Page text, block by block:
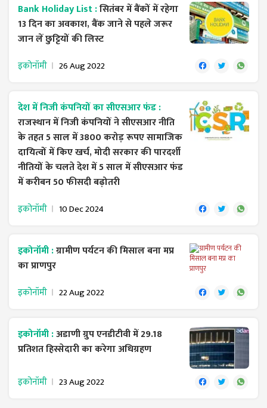
Bank Holiday List :सितंबर में बैंकों में रहेगा
13 दिन का अवकाश, बैंक जाने से पहले जरूर
जान लें छुट्टियों की लिस्ट
इकोनॉमी 26 Aug 2022
देश में निजी कंपनियों का सीएसआर फंड :
राजस्थान में निजी कंपनियों ने सीएसआर नीति
के तहत 5 साल में 3800 करोड़ रूपए सामाजिक
दायित्वों में किए खर्च, मोदी सरकार की पारदर्शी
नीतियों के चलते देश में 5 साल में सीएसआर फंड
में करीबन 50 फीसदी बढ़ोतरी
इकोनॉमी 10 Dec 2024
इकोनॉमी :ग्रामीण पर्यटन की मिसाल बना मप्र
का प्राणपुर
इकोनॉमी 22 Aug 2022
इकोनॉमी :अडाणी ग्रुप एनडीटीवी में 29.18
प्रतिशत हिस्सेदारी का करेगा अधिग्रहण
इकोनॉमी 23 Aug 2022